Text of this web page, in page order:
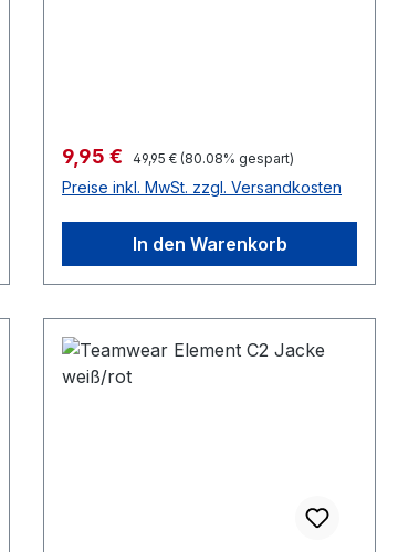
Verkaufspreis:
9,95 € Regulärer Preis:
49,95 € (80.08% gespart)
Preise inkl. MwSt. zzgl. Versandkosten
In den Warenkorb